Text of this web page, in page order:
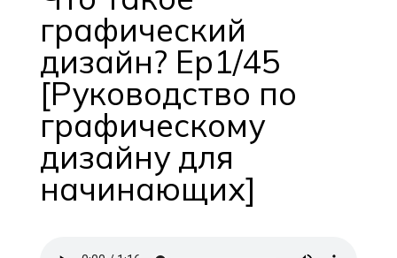
графический
дизайн? Ep1/45
[Руководство по
графическому
дизайну для
начинающих]